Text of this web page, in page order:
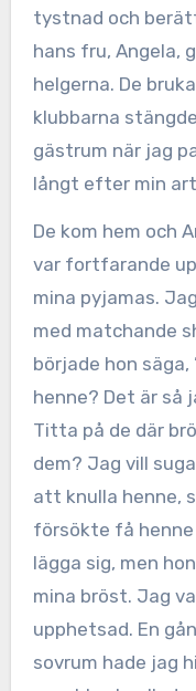
tystnad och
hans fru, Angela,
helgerna. De
klubbarna
gästrum när jag
långt efter min
De kom hem och
var fortfarande
mina pyjamas.
med matchande
började hon
henne? Det är så
Titta på de där
dem? Jag vill
att knulla henne,
försökte få
lägga sig, men
mina bröst. Jag
upphetsad. En
sovrum hade jag